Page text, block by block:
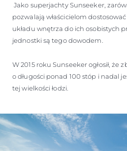
Jako superjachty Sunseeker,
pozwalają właścicielom
układu wnętrza do ich osobistych
jednostki są tego dowodem.
W 2015 roku Sunseeker ogłosił, że
o długości ponad 100 stóp i nadal
tej wielkości łodzi.